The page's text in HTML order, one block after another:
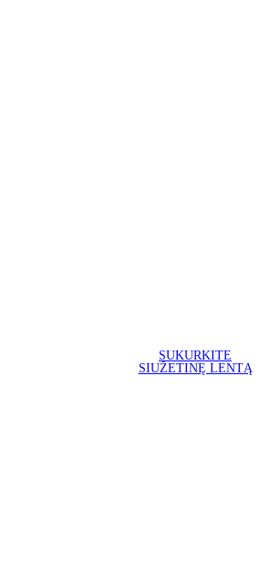
SUKURKITE
SIUŽETINĘ LENTĄ